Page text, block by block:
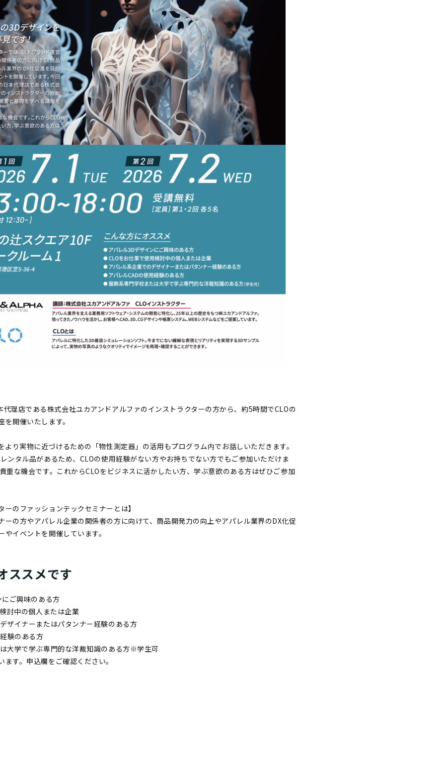
理店である株式会社ユカアンドアルファのインストラクターの方から、約5時間でCLOの
開催いたします。
より実物に近づけるための「物性測定器」の活用もプログラム内でお話しいただきます。
ンタル品があるため、CLOの使用経験がない方やお持ちでない方でもご参加いただけま
重な機会です。これからCLOをビジネスに活かしたい方、学ぶ意欲のある方はぜひご参加
ーのファッションテックセミナーとは】
ーの方やアパレル企業の関係者の方に向けて、商品開発力の向上やアパレル業界のDX化促
イベントを開催しています。
ススメです
ご興味のある方
討中の個人または企業
ザイナーまたはパタンナー経験のある方
験のある方
大学で学ぶ専門的な洋裁知識のある方※学生可
す。申込欄をご確認ください。